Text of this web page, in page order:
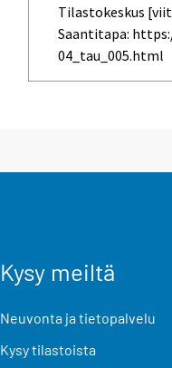
Tilastokeskus
Saantitapa:
04_tau_005.html
Kysy meiltä
Neuvonta ja tietopalvelu
Kysy tilastoista